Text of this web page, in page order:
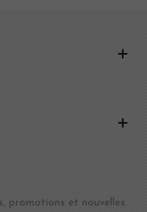
promotions et nouvelles.